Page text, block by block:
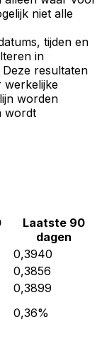
niet alle
tijden en
in
resultaten
werkelijke
worden
wordt
Laatste 90
dagen
0,3940
0,3856
0,3899
0,36%